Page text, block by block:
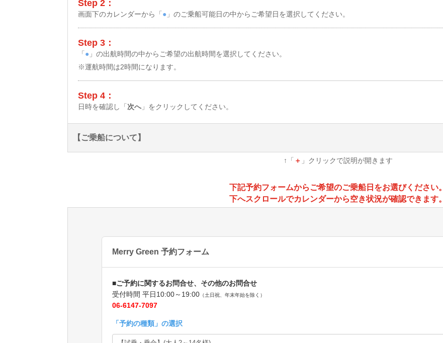
Step 2：
画面下のカレンダーから「 ● 」のご乗船可能日の中からご希望日を選択してください。
Step 3：
「 ● 」の出航時間の中からご希望の出航時間を選択してください。
※運航時間は2時間になります。
Step 4：
日時を確認し「次へ 」をクリックしてください。
【ご乗船について】
↑「 ＋ 」クリックで説明が開きます
下記予約フォームからご希望のご乗船日をお選びください。
下へスクロールでカレンダーから空き状況が確認できます。